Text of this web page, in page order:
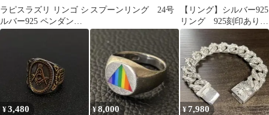
ラピスラズリ リンゴ シ
ルバー925 ペンダント
トップ チャーム アップ
スプーンリング 24号
【リング】シルバー925
リング 925刻印あり
12号 重量6.5g デザイ
ン
¥3,480 ¥8,000 ¥7,980